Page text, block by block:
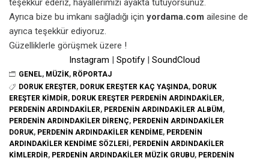
teşekkür ederiz, hayallerimizi ayakta tutuyorsunuz.
Ayrıca bize bu imkanı sağladığı için yordama.com ailesine de
ayrıca teşekkür ediyoruz.
Güzelliklerle görüşmek üzere !
Instagram | Spotify | SoundCloud
GENEL, MÜZIK, RÖPORTAJ
DORUK EREŞTER, DORUK EREŞTER KAÇ YAŞINDA, DORUK
EREŞTER KIMDIR, DORUK EREŞTER PERDENIN ARDINDAKILER,
PERDENIN ARDINDAKILER, PERDENIN ARDINDAKILER ALBÜM ,
PERDENIN ARDINDAKILER DIRENÇ, PERDENIN ARDINDAKILER
DORUK, PERDENIN ARDINDAKILER KENDIME, PERDENIN
ARDINDAKILER KENDIME SÖZLERI, PERDENIN ARDINDAKILER
KIMLERDIR, PERDENIN ARDINDAKILER MÜZIK GRUBU, PERDENIN